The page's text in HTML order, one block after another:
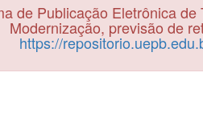
de Publicação Eletrônica
Modernização, previsão de
https://